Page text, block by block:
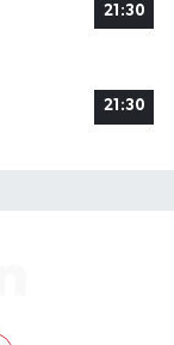
21:30
21:30